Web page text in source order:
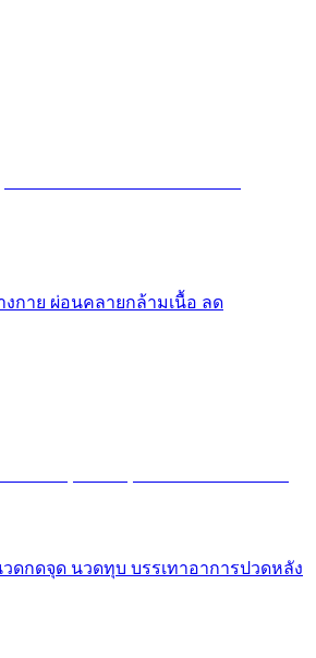
งกาย ผ่อนคลายกล้ามเนื้อ ลด
วดกดจุด นวดทุบ บรรเทาอาการปวดหลัง